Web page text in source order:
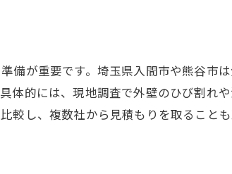
塗装と補助金利用で得するポイント
安心できるフォロー体制の秘訣
塗装後のアフターフォロー内容とは
備が重要です。埼玉県入間市や熊谷市
体的には、現地調査で外壁のひび割れ
較し、複数社から見積もりを取ること